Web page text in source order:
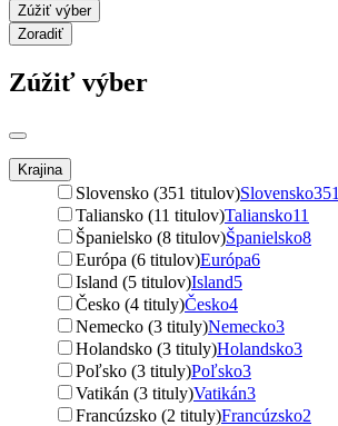
Zúžiť výber
Zoradiť
Zúžiť výber
Krajina
Slovensko (351 titulov)Slovensko351
Taliansko (11 titulov)Taliansko11
Španielsko (8 titulov)Španielsko8
Európa (6 titulov)Európa6
Island (5 titulov)Island5
Česko (4 tituly)Česko4
Nemecko (3 tituly)Nemecko3
Holandsko (3 tituly)Holandsko3
Poľsko (3 tituly)Poľsko3
Vatikán (3 tituly)Vatikán3
Francúzsko (2 tituly)Francúzsko2